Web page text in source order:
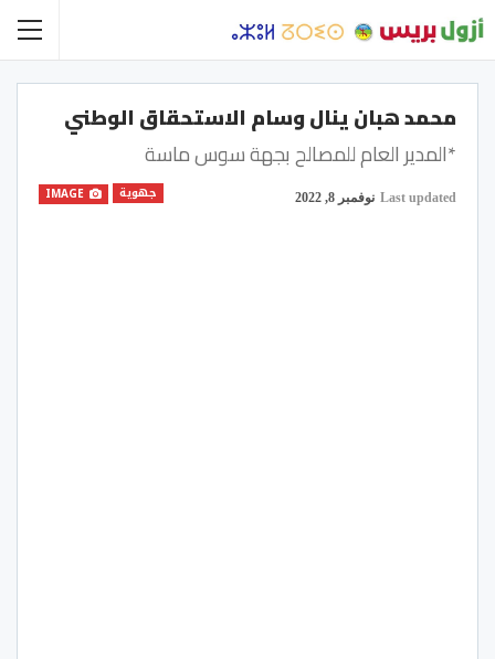
محمد هبان ينال وسام الاستحقاق الوطني
*المدير العام للمصالح بجهة سوس ماسة
جهوية Last updated نوفمبر 8, 2022